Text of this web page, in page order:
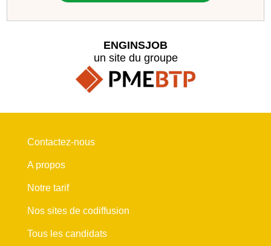
ENGINSJOB
un site du groupe
Contactez-nous
A propos
Notre tarif
Nos sites de codiffusion
Tous les candidats